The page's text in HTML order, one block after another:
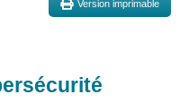
Version imprimable